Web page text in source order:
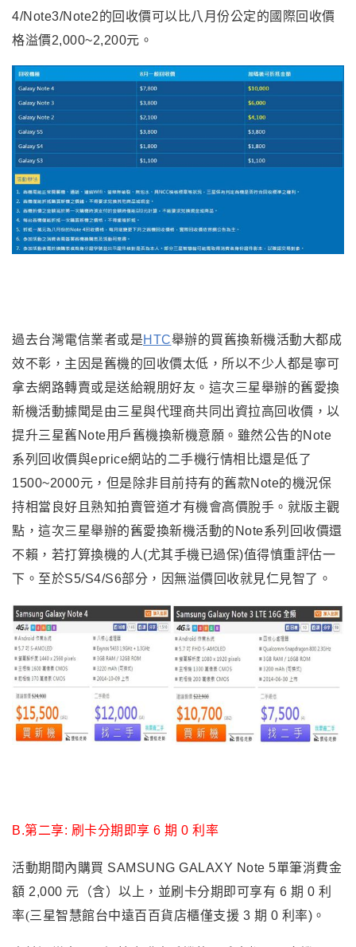
4/Note3/Note2的回收價可以比八月份公定的國際回收價
格溢價2,000~2,200元 。
過去台灣電信業者或是HTC舉辦的買舊換新機活動大都成
效不彰 ， 主因是舊機的回收價太低 ，所以不少人都是寧可
拿去網路轉賣或是送給親朋好友。這次三星舉辦的舊愛換
新機活動據聞是由三星與代理商共同出資拉高回收價 ， 以
提升三星舊Note用戶舊機換新機意願 。雖然公告的Note
系列回收價與eprice網站的二手機行情相比還是低了
1500~2000元 ， 但是除非目前持有的舊款Note的機況保
持相當良好且熟知拍賣管道才有機會高價脫手 。就版主觀
點 ，這次三星舉辦的舊愛換新機活動的Note系列回收價還
不賴 ，若打算換機的人(尤其手機已過保)值得慎重評估一
下 。至於S5/S4/S6部分 ，因無溢價回收就見仁見智了 。
B.第二享: 刷卡分期即享 6 期 0 利率
活動期間內購買 SAMSUNG GALAXY Note 5單筆消費金
額 2,000 元（含）以上，並刷卡分期即可享有 6 期 0 利
率(三星智慧館台中遠百百貨店櫃僅支援 3 期 0 利率)。